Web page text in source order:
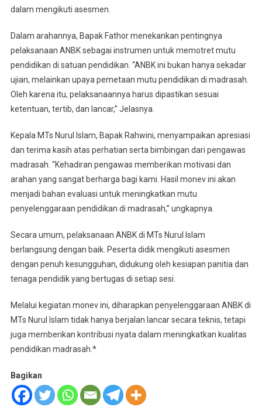
dalam mengikuti asesmen.
Dalam arahannya, Bapak Fathor menekankan pentingnya
pelaksanaan ANBK sebagai instrumen untuk memotret mutu
pendidikan di satuan pendidikan. “ANBK ini bukan hanya sekadar
ujian, melainkan upaya pemetaan mutu pendidikan di madrasah.
Oleh karena itu, pelaksanaannya harus dipastikan sesuai
ketentuan, tertib, dan lancar,” Jelasnya.
Kepala MTs Nurul Islam, Bapak Rahwini, menyampaikan apresiasi
dan terima kasih atas perhatian serta bimbingan dari pengawas
madrasah. “Kehadiran pengawas memberikan motivasi dan
arahan yang sangat berharga bagi kami. Hasil monev ini akan
menjadi bahan evaluasi untuk meningkatkan mutu
penyelenggaraan pendidikan di madrasah,” ungkapnya.
Secara umum, pelaksanaan ANBK di MTs Nurul Islam
berlangsung dengan baik. Peserta didik mengikuti asesmen
dengan penuh kesungguhan, didukung oleh kesiapan panitia dan
tenaga pendidik yang bertugas di setiap sesi.
Melalui kegiatan monev ini, diharapkan penyelenggaraan ANBK di
MTs Nurul Islam tidak hanya berjalan lancar secara teknis, tetapi
juga memberikan kontribusi nyata dalam meningkatkan kualitas
pendidikan madrasah.*
Bagikan